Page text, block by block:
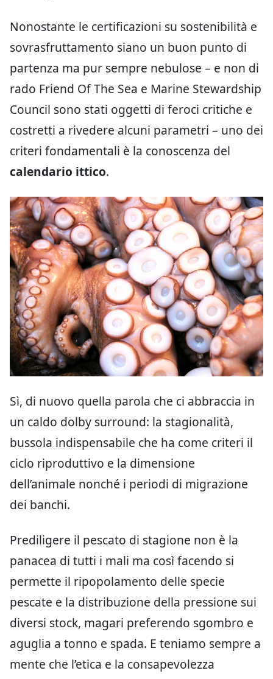
Nonostante le certificazioni su sostenibilità e
sovrasfruttamento siano un buon punto di
partenza ma pur sempre nebulose – e non di
rado Friend Of The Sea e Marine Stewardship
Council sono stati oggetti di feroci critiche e
costretti a rivedere alcuni parametri – uno dei
criteri fondamentali è la conoscenza del
calendario ittico.
Sì, di nuovo quella parola che ci abbraccia in
un caldo dolby surround: la stagionalità,
bussola indispensabile che ha come criteri il
ciclo riproduttivo e la dimensione
dell’animale nonché i periodi di migrazione
dei banchi.
Prediligere il pescato di stagione non è la
panacea di tutti i mali ma così facendo si
permette il ripopolamento delle specie
pescate e la distribuzione della pressione sui
diversi stock, magari preferendo sgombro e
aguglia a tonno e spada. E teniamo sempre a
mente che l’etica e la consapevolezza